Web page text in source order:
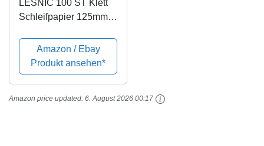
LESNIC 100 ST Klett
Schleifpapier 125mm
Schleifscheiben 5 Zoll
8 Löcher
40/60/80/100/120/180/
240/320/400/800
Körnung Stück
Amazon / Ebay
Produkt ansehen*
Amazon price updated: 6. August 2026 00:17